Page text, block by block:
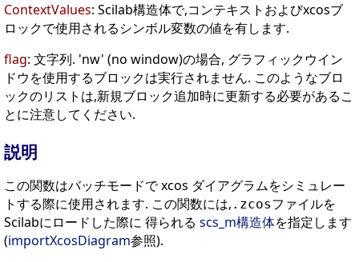
ContextValues: Scilab構造体で,コンテキストおよびxcosブ
ロックで使用されるシンボル変数の値を有します.
flag: 文字列. 'nw' (no window)の場合, グラフィックウイン
ドウを使用するブロックは実行されません. このようなブロ
ックのリストは,新規ブロック追加時に更新する必要があるこ
とに注意してください.
説明
この関数はバッチモードで xcos ダイアグラムをシミュレー
トする際に使用されます. この関数には, .zcosファイルを
Scilabにロードした際に 得られる scs_m構造体を指定します
(importXcosDiagram参照).